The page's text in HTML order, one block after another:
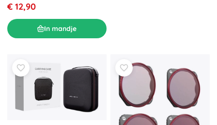
€ 12,90
In mandje